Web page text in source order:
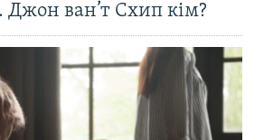
Джон ван’т Схип кім?